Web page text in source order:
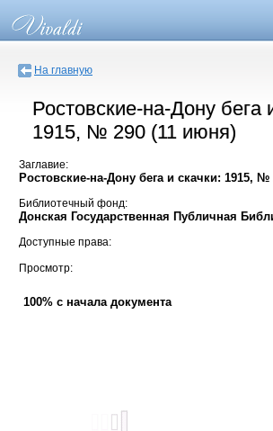
На главную
Ростовские-на-Дону бега
1915, № 290 (11 июня)
Заглавие:
Ростовские-на-Дону бега и скачки: 1915,
Библиотечный фонд:
Донская Государственная Публичная
Доступные права:
Просмотр:
100% с начала документа